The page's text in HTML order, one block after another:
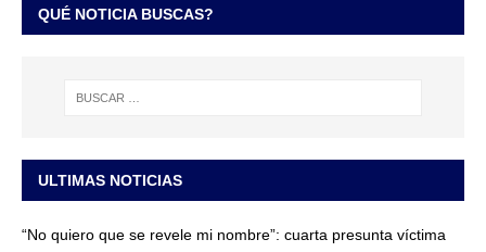
QUÉ NOTICIA BUSCAS?
ULTIMAS NOTICIAS
“No quiero que se revele mi nombre”: cuarta presunta víctima